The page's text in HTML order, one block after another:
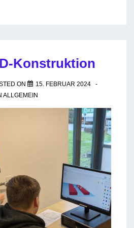
Konstruktion
ON
15. FEBRUAR 2024
ALLGEMEIN